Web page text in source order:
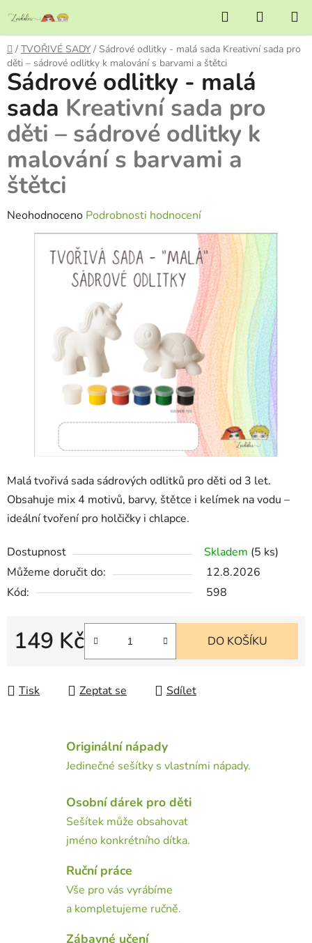
obsah
Hledat
KOŠÍK
Domů
/ TVOŘIVÉ SADY / Sádrové odlitky - malá sada Kreativní sada pro
děti – sádrové odlitky k malování s barvami a štětci
Malá tvořivá sada sádrových odlitků pro děti od 3 let.
Obsahuje mix 4 motivů, barvy, štětce i kelímek na vodu –
ideální tvoření pro holčičky i chlapce.
Dostupnost Skladem (5 ks)
Můžeme doručit do:
12.8.2026
Kód:
598
149 Kč DO KOŠÍKU
Tisk Zeptat se Sdílet
Sádrové odlitky - malá
sada Kreativní sada pro
děti – sádrové odlitky k
malování s barvami a
štětci
Průměrné
hodnocení
produktu
Neohodnoceno Podrobnosti hodnocení
Originální nápady
Jedinečné sešítky s vlastními nápady.
Osobní dárek pro děti
Sešítek může obsahovat
jméno konkrétního dítka.
Ruční práce
Vše pro vás vyrábíme
a kompletujeme ručně.
Zábavné učení